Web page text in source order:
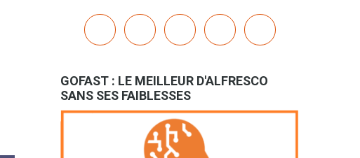
linkedinyoutubebluesky mastodon
GOFAST : LE MEILLEUR D'ALFRESCO
SANS SES FAIBLESSES